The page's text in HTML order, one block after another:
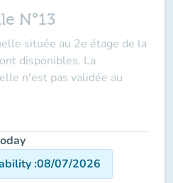
N°13
située au 2e étage de la
disponibles. La
n'est pas validée au
:08/07/2026